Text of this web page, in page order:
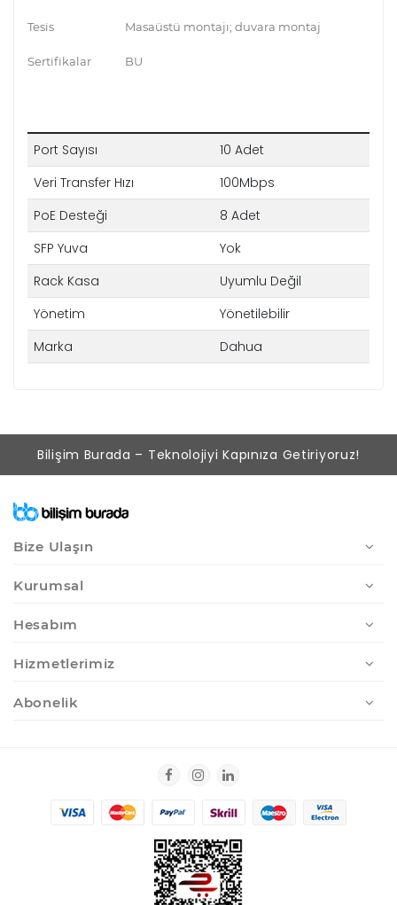
Tesis Masaüstü montajı; duvara montaj
Sertifikalar BU
Port Sayısı
10 Adet
Veri Transfer Hızı
100Mbps
PoE Desteği
8 Adet
SFP Yuva
Yok
Rack Kasa
Uyumlu Değil
Yönetim
Yönetilebilir
Marka
Dahua
Bilişim Burada – Teknolojiyi Kapınıza Getiriyoruz!
Bize Ulaşın
Kurumsal
Hesabım
Hizmetlerimiz
Abonelik